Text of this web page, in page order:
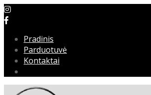
Pradinis
Parduotuvė
Kontaktai